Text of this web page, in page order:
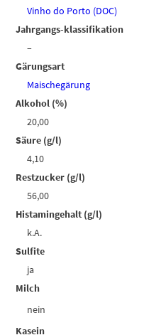
Vinho do Porto (DOC)
Jahrgangs-klassifikation
–
Gärungsart
Maischegärung
Alkohol (%)
20,00
Säure (g/l)
4,10
Restzucker (g/l)
56,00
Histamingehalt (g/l)
k.A.
Sulfite
ja
Milch
nein
Kasein